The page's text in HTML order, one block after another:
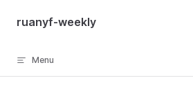
Skip to content
ruanyf-weekly
Menu